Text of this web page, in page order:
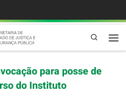
Pesquisa
para posse de
do Instituto